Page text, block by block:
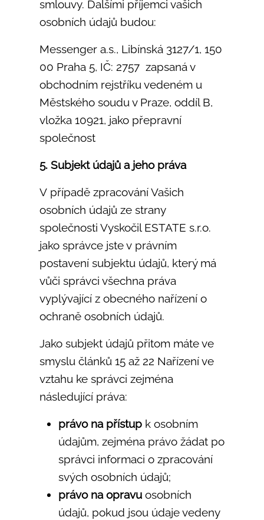
smlouvy. Dalšími příjemci vašich
osobních údajů budou:
Messenger a.s., Libínská 3127/1, 150
00 Praha 5, IČ: 2757 zapsaná v
obchodním rejstříku vedeném u
Městského soudu v Praze, oddíl B,
vložka 10921, jako přepravní
společnost
5. Subjekt údajů a jeho práva
V případě zpracování Vašich
osobních údajů ze strany
společnosti Vyskočil ESTATE s.r.o.
jako správce jste v právním
postavení subjektu údajů, který má
vůči správci všechna práva
vyplývající z obecného nařízení o
ochraně osobních údajů.
Jako subjekt údajů přitom máte ve
smyslu článků 15 až 22 Nařízení ve
vztahu ke správci zejména
následující práva:
právo na přístup k osobním
údajům, zejména právo žádat po
správci informaci o zpracování
svých osobních údajů;
právo na opravu osobních
údajů, pokud jsou údaje vedeny